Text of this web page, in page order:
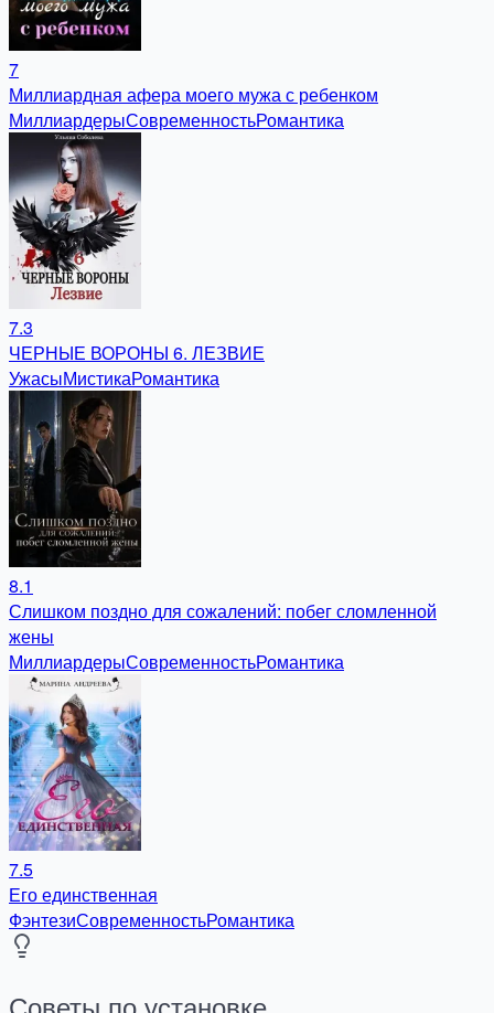
7
Миллиардная афера моего мужа с ребенком
МиллиардерыСовременностьРомантика
7.3
ЧЕРНЫЕ ВОРОНЫ 6. ЛЕЗВИЕ
УжасыМистикаРомантика
8.1
Слишком поздно для сожалений: побег сломленной
жены
МиллиардерыСовременностьРомантика
7.5
Его единственная
ФэнтезиСовременностьРомантика